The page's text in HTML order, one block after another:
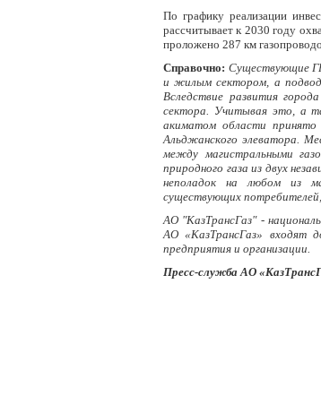
По графику реализации
рассчитывает к 2030 году
проложено 287 км
Справочно: Существующие
и жилым сектором, а
Вследствие развития
сектора. Учитывая это, а
акиматом области принято
Альджанского элеватора.
между магистральными
природного газа из двух
неполадок на любом из
существующих
АО "КазТрансГаз" -
АО «КазТрансГаз» входят
предприятия и организации.
Пресс-служба АО